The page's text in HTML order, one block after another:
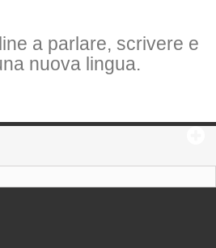
a parlare, scrivere e
nuova lingua.